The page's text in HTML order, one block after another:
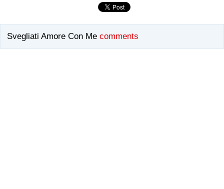
Svegliati Amore Con Me comments